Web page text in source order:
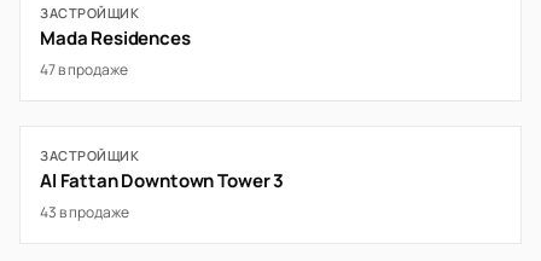
ЗАСТРОЙЩИК
Mada Residences
47 в продаже
ЗАСТРОЙЩИК
Al Fattan Downtown Tower 3
43 в продаже